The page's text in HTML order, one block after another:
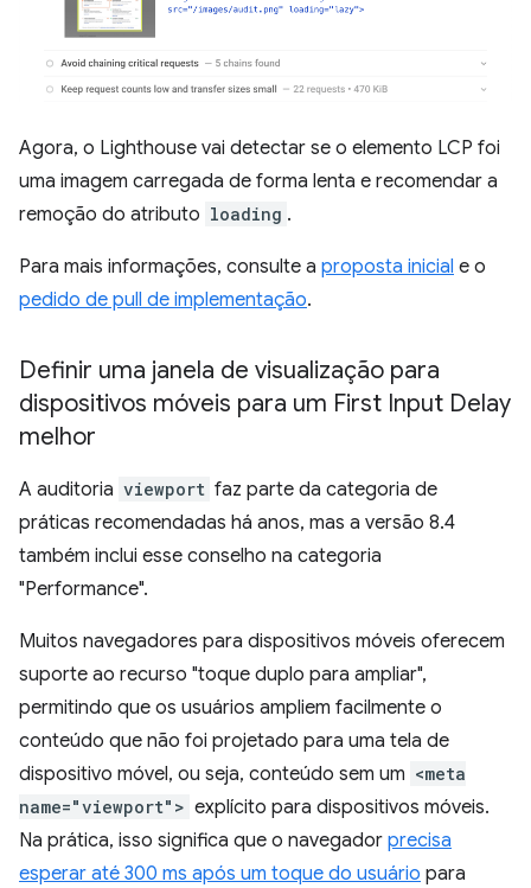
Agora, o Lighthouse vai detectar se o elemento LCP foi
uma imagem carregada de forma lenta e recomendar a
remoção do atributo loading .
Para mais informações, consulte a proposta inicial e o
pedido de pull de implementação.
Definir uma janela de visualização para
dispositivos móveis para um First Input Delay
melhor
A auditoria viewport faz parte da categoria de
práticas recomendadas há anos, mas a versão 8.4
também inclui esse conselho na categoria
"Performance".
Muitos navegadores para dispositivos móveis oferecem
suporte ao recurso "toque duplo para ampliar",
permitindo que os usuários ampliem facilmente o
conteúdo que não foi projetado para uma tela de
dispositivo móvel, ou seja, conteúdo sem um <meta
name="viewport"> explícito para dispositivos móveis.
Na prática, isso significa que o navegador precisa
esperar até 300 ms após um toque do usuário para